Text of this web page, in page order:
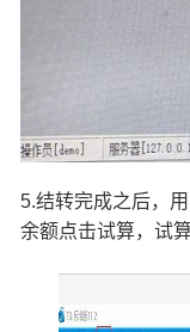
5.结转完成之后，
余额点击试算，试